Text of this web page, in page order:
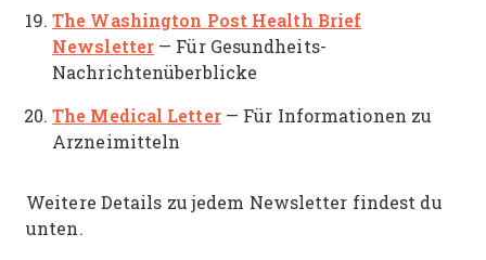
The Washington Post Health Brief
Newsletter — Für Gesundheits-
Nachrichtenüberblicke
The Medical Letter— Für Informationen zu
Arzneimitteln
Weitere Details zu jedem Newsletter findest du
unten.